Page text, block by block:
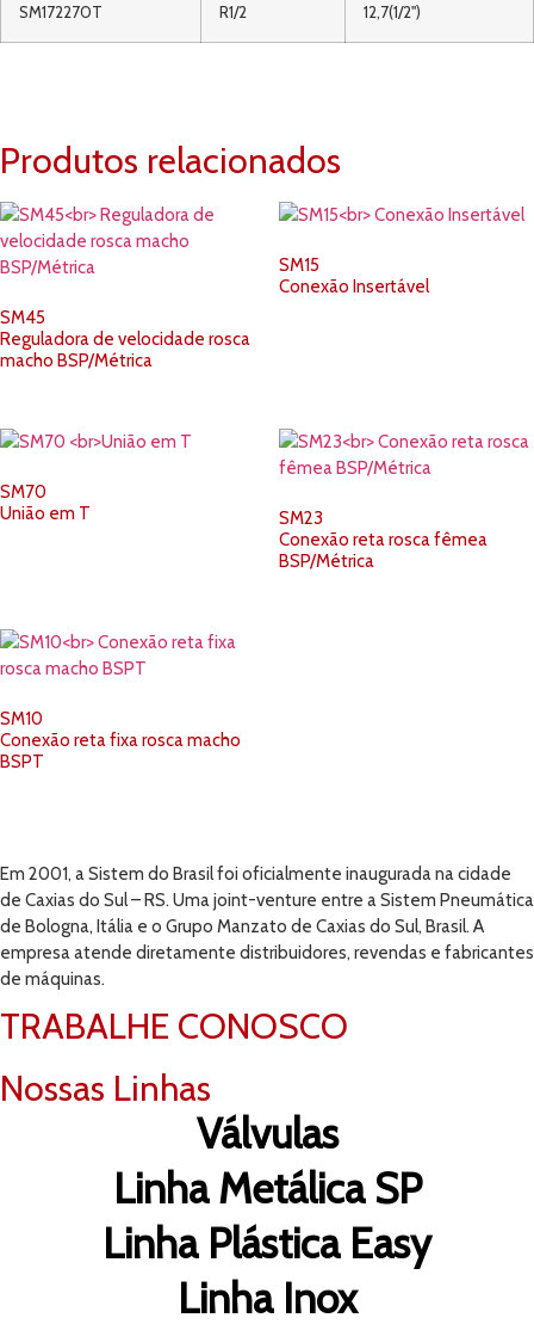
SM172270T R1/2 12,7(1/2")
Produtos relacionados
SM45
Reguladora de velocidade rosca
macho BSP/Métrica
SM15
Conexão Insertável
SM70
União em T
SM23
Conexão reta rosca fêmea
BSP/Métrica
SM10
Conexão reta fixa rosca macho
BSPT
Em 2001, a Sistem do Brasil foi oficialmente inaugurada na cidade
de Caxias do Sul – RS. Uma joint-venture entre a Sistem Pneumática
de Bologna, Itália e o Grupo Manzato de Caxias do Sul, Brasil. A
empresa atende diretamente distribuidores, revendas e fabricantes
de máquinas.
TRABALHE CONOSCO
Nossas Linhas
Válvulas
Linha Metálica SP
Linha Plástica Easy
Linha Inox